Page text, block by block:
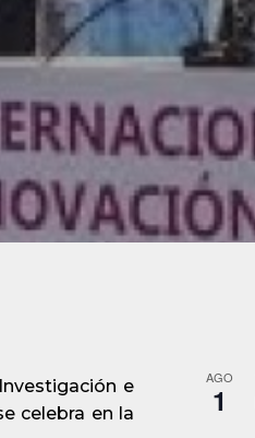
e
celebra en la
AGO
1